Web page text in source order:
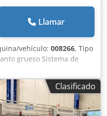
Llamar
vehículo: 008266, Tipo
grueso Sistema de
sí Csdpfx Aqex A
1 y 2 Ancho
máxima de avance:
derecho: 9 uds
9 uds
Clasificado